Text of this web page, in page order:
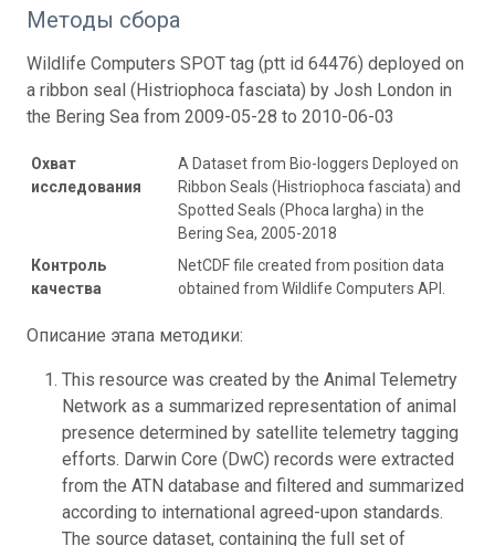
Методы сбора
Wildlife Computers SPOT tag (ptt id 64476) deployed on
a ribbon seal (Histriophoca fasciata) by Josh London in
the Bering Sea from 2009-05-28 to 2010-06-03
Охват
исследования
A Dataset from Bio-loggers Deployed on
Ribbon Seals (Histriophoca fasciata) and
Spotted Seals (Phoca largha) in the
Bering Sea, 2005-2018
Контроль
качества
NetCDF file created from position data
obtained from Wildlife Computers API.
Описание этапа методики:
This resource was created by the Animal Telemetry
Network as a summarized representation of animal
presence determined by satellite telemetry tagging
efforts. Darwin Core (DwC) records were extracted
from the ATN database and filtered and summarized
according to international agreed-upon standards.
The source dataset, containing the full set of